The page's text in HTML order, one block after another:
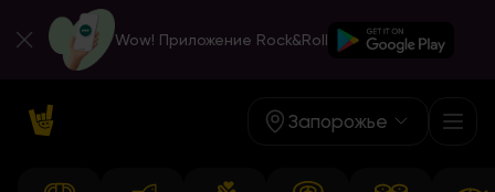
Wow! Приложение Rock&Roll
Запорожье